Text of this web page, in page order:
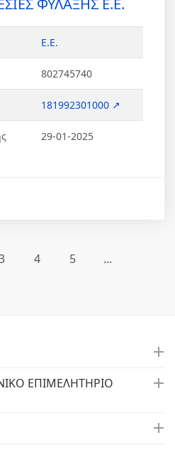
ΦΥΛΑΞΗΣ Ε.Ε.
Ε.Ε.
802745740
181992301000 ↗
29-01-2025
4 5 ...
ΕΠΙΜΕΛΗΤΗΡΙΟ